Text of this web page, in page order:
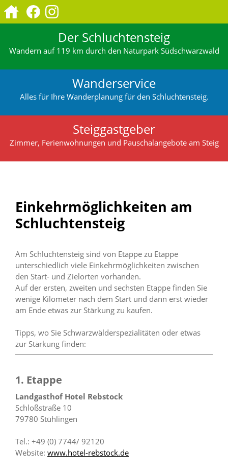
Der Schluchtensteig
Wandern auf 119 km durch den Naturpark Südschwarzwald
Wanderservice
Alles für Ihre Wanderplanung für den Schluchtensteig.
Steiggastgeber
Zimmer, Ferienwohnungen und Pauschalangebote am Steig
Einkehrmöglichkeiten am
Schluchtensteig
Am Schluchtensteig sind von Etappe zu Etappe
unterschiedlich viele Einkehrmöglichkeiten zwischen
den Start- und Zielorten vorhanden.
Auf der ersten, zweiten und sechsten Etappe finden Sie
wenige Kilometer nach dem Start und dann erst wieder
am Ende etwas zur Stärkung zu kaufen.
Tipps, wo Sie Schwarzwälderspezialitäten oder etwas
zur Stärkung finden:
1. Etappe
Landgasthof Hotel Rebstock
Schloßstraße 10
79780 Stühlingen
Tel.: +49 (0) 7744/ 92120
Website: www.hotel-rebstock.de